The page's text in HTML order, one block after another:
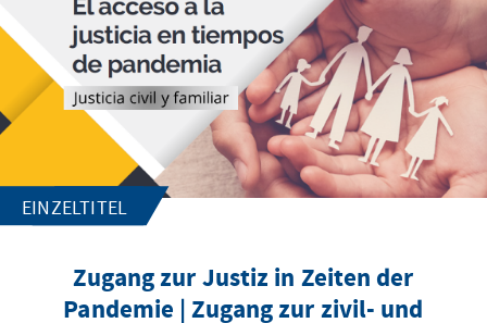
EINZELTITEL
Zugang zur Justiz in Zeiten der
Pandemie | Zugang zur zivil- und